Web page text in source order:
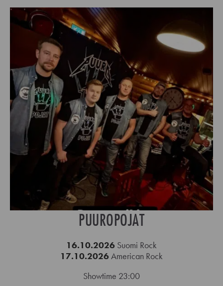
PUUROPOJAT
16.10.2026 Suomi Rock
17.10.2026American Rock
Showtime 23:00